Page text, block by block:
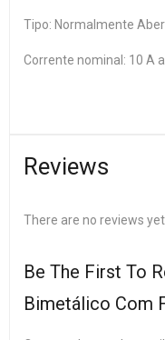
Tipo: Normalmente
Corrente nominal: 10 A
Reviews
There are no reviews yet.
Be The First To
Bimetálico Com